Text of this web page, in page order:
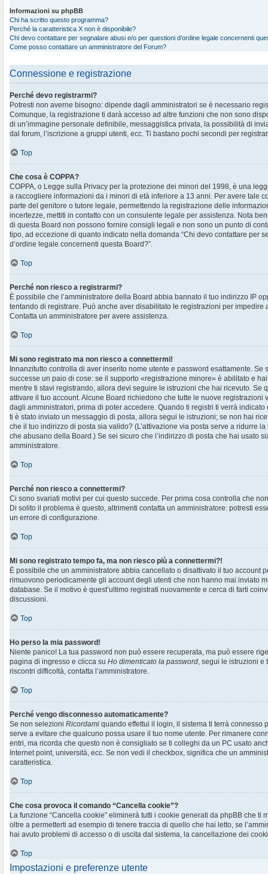
Informazioni su phpBB
Chi ha scritto questo programma?
Perché la caratteristica X non è disponibile?
Chi devo contattare per segnalare abusi e/o per questioni d’ordine legale concernenti
Come posso contattare un amministratore del Forum?
Connessione e registrazione
Perché devo registrarmi?
Potresti non averne bisogno: dipende dagli amministratori se è necessario
Comunque, la registrazione ti darà accesso ad altre funzioni che non sono
di un’immagine personale definibile, messaggistica privata, la possibilità di
dal forum, l’iscrizione a gruppi utenti, ecc. Ti bastano pochi secondi per
Top
Che cosa è COPPA?
COPPA, o Legge sulla Privacy per la protezione dei minori del 1998, è una
a raccogliere informazioni da i minori di età inferiore a 13 anni. Per avere tale
parte del genitore o tutore legale, permettendo la registrazione delle
incertezze, mettiti in contatto con un consulente legale per assistenza. Nota
di questa Board non possono fornire consigli legali e non sono un punto di
tipo, ad eccezione di quanto indicato nella domanda “Chi devo contattare per
d’ordine legale concernenti questa Board?”.
Top
Perché non riesco a registrarmi?
È possibile che l’amministratore della Board abbia bannato il tuo indirizzo IP
tentando di registrare. Può anche aver disabilitato le registrazioni per impedire
Contatta un amministratore per avere assistenza.
Top
Mi sono registrato ma non riesco a connettermi!
Innanzitutto controlla di aver inserito nome utente e password esattamente. Se
successe un paio di cose: se il supporto «registrazione minore» è abilitato e
mentre ti stavi registrando, allora devi seguire le istruzioni che hai ricevuto. Se
attivare il tuo account. Alcune Board richiedono che tutte le nuove registrazioni
dagli amministratori, prima di poter accedere. Quando ti registri ti verrà
ti è stato inviato un messaggio di posta, allora segui le istruzioni; se non hai
che il tuo indirizzo di posta sia valido? (L’attivazione via posta serve a ridurre
che abusano della Board.) Se sei sicuro che l’indirizzo di posta che hai usato
amministratore.
Top
Perché non riesco a connettermi?
Ci sono svariati motivi per cui questo succede. Per prima cosa controlla che
Di solito il problema è questo, altrimenti contatta un amministratore: potresti
un errore di configurazione.
Top
Mi sono registrato tempo fa, ma non riesco più a connettermi?!
È possibile che un amministratore abbia cancellato o disattivato il tuo account
rimuovono periodicamente gli account degli utenti che non hanno mai inviato
database. Se il motivo è quest’ultimo registrati nuovamente e cerca di farti
discussioni.
Top
Ho perso la mia password!
Niente panico! La tua password non può essere recuperata, ma può essere
pagina di ingresso e clicca su Ho dimenticato la password, segui le istruzioni e
riscontri difficoltà, contatta l’amministratore.
Top
Perché vengo disconnesso automaticamente?
Se non selezioni Ricordami quando effettui il login, il sistema ti terrà connesso
serve a evitare che qualcuno possa usare il tuo nome utente. Per rimanere
entri, ma ricorda che questo non è consigliato se ti colleghi da un PC usato
Internet point, università, ecc. Se non vedi il checkbox, significa che un
caratteristica.
Top
Che cosa provoca il comando “Cancella cookie”?
La funzione “Cancella cookie” eliminerà tutti i cookie generati da phpBB che ti
oltre a permetterti ad esempio di tenere traccia di quello che hai letto, se
hai avuto problemi di accesso o di uscita dal sistema, la cancellazione dei
Top
Impostazioni e preferenze utente